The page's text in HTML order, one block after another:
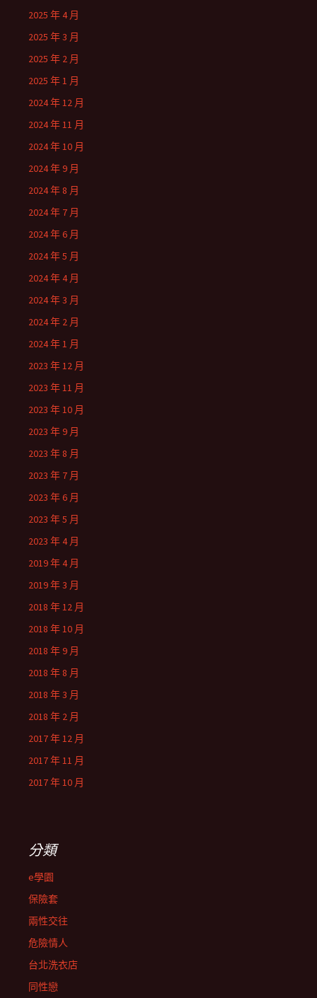
2025 年 4 月
2025 年 3 月
2025 年 2 月
2025 年 1 月
2024 年 12 月
2024 年 11 月
2024 年 10 月
2024 年 9 月
2024 年 8 月
2024 年 7 月
2024 年 6 月
2024 年 5 月
2024 年 4 月
2024 年 3 月
2024 年 2 月
2024 年 1 月
2023 年 12 月
2023 年 11 月
2023 年 10 月
2023 年 9 月
2023 年 8 月
2023 年 7 月
2023 年 6 月
2023 年 5 月
2023 年 4 月
2019 年 4 月
2019 年 3 月
2018 年 12 月
2018 年 10 月
2018 年 9 月
2018 年 8 月
2018 年 3 月
2018 年 2 月
2017 年 12 月
2017 年 11 月
2017 年 10 月
分類
e學園
保險套
兩性交往
危險情人
台北洗衣店
同性戀